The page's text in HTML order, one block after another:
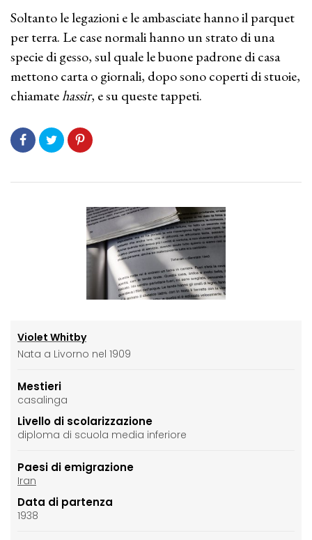
Soltanto le legazioni e le ambasciate hanno il parquet
per terra. Le case normali hanno un strato di una
specie di gesso, sul quale le buone padrone di casa
mettono carta o giornali, dopo sono coperti di stuoie,
chiamatehassir, e su queste tappeti.
Violet Whitby
Nata a Livorno nel 1909
Mestieri
casalinga
Livello di scolarizzazione
diploma di scuola media inferiore
Paesi di emigrazione
Iran
Data di partenza
1938